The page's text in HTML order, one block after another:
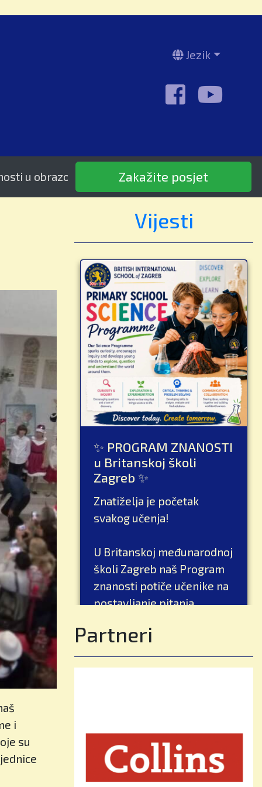
Jezik
od 1995. Zakažite posjet
i
su
Vijesti
✨ PROGRAM ZNANOSTI
u Britanskoj školi
Zagreb ✨
Znatiželja je početak
svakog učenja!
U Britanskoj međunarodnoj
školi Zagreb naš Program
znanosti potiče učenike na
postavljanje pitanja,
otkrivanje načina na koji
funkcionira svijet oko njih
kroz zanimljiva i praktična
problema učenici razvijaju:
Partneri